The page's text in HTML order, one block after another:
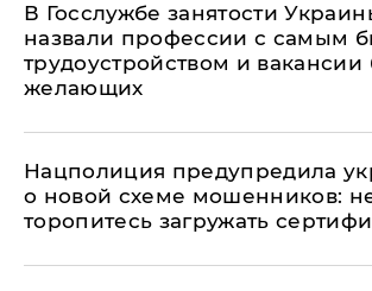
В Госслужбе занятости
назвали профессии с самым
трудоустройством и вакансии
желающих
Нацполиция предупредила
о новой схеме мошенников:
торопитесь загружать